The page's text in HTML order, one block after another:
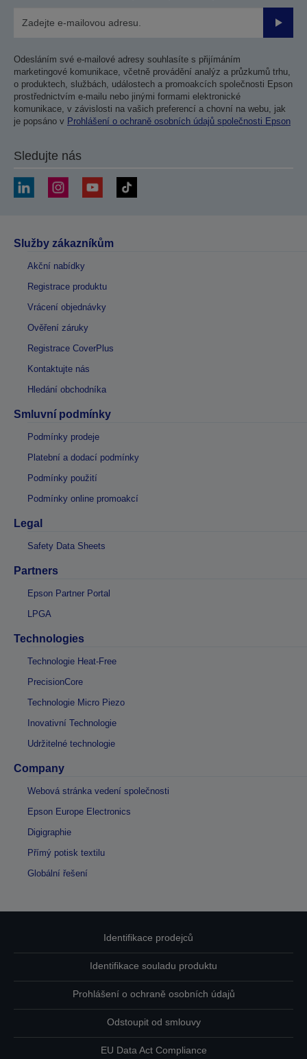
Odesláním své e-mailové adresy souhlasíte s přijímáním
marketingové komunikace, včetně provádění analýz a průzkumů trhu,
o produktech, službách, událostech a promoakcích společnosti Epson
prostřednictvím e-mailu nebo jinými formami elektronické
komunikace, v závislosti na vašich preferencí a chovní na webu, jak
je popsáno v Prohlášení o ochraně osobních údajů společnosti Epson
Sledujte nás
Služby zákazníkům
Akční nabídky
Registrace produktu
Vrácení objednávky
Ověření záruky
Registrace CoverPlus
Kontaktujte nás
Hledání obchodníka
Smluvní podmínky
Podmínky prodeje
Platební a dodací podmínky
Podmínky použití
Podmínky online promoakcí
Legal
Safety Data Sheets
Partners
Epson Partner Portal
LPGA
Technologies
Technologie Heat-Free
PrecisionCore
Technologie Micro Piezo
Inovativní Technologie
Udržitelné technologie
Company
Webová stránka vedení společnosti
Epson Europe Electronics
Digigraphie
Přímý potisk textilu
Globální řešení
Identifikace prodejců
Identifikace souladu produktu
Prohlášení o ochraně osobních údajů
Odstoupit od smlouvy
EU Data Act Compliance